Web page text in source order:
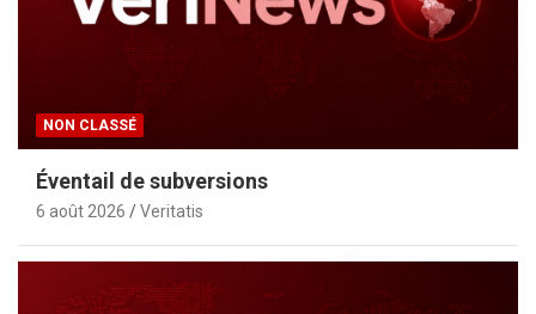
NON CLASSÉ
Éventail de subversions
6 août 2026 Veritatis